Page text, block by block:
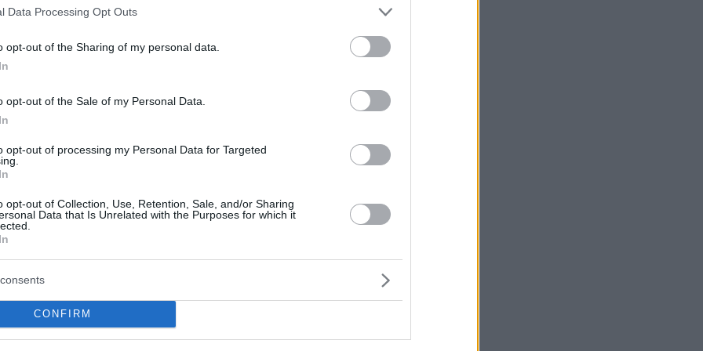
Data Processing Opt Outs
opt-out of the Sharing of my personal data.
opt-out of the Sale of my Personal Data.
opt-out of processing my Personal Data for Targeted
opt-out of Collection, Use, Retention, Sale, and/or Sharing
Data that Is Unrelated with the Purposes for which it
CONFIRM
del fuoco professionisti dalla capitale per
di emergenza e autorità partner sono intervenuti
così gravi che è morta sul luogo dell’incidente.